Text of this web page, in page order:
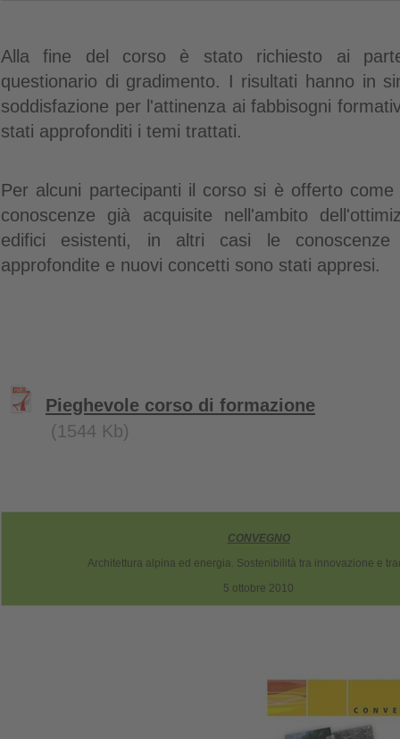
Alla fine del corso è stato richiesto ai
questionario di gradimento. I risultati hanno in
soddisfazione per l'attinenza ai fabbisogni
stati approfonditi i temi trattati.
Per alcuni partecipanti il corso si è offerto
conoscenze già acquisite nell'ambito
edifici esistenti, in altri casi le
approfondite e nuovi concetti sono stati appresi.
Pieghevole corso di formazione
(1544 Kb)
CONVEGNO
Architettura alpina ed energia. Sostenibilità tra innovazione e
5 ottobre 2010